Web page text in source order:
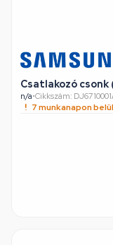
Csatlakozó csonk
n/a•Cikkszám:
7 munkanapon